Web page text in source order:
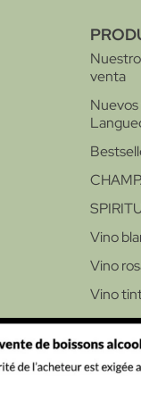
venta
Vino
Vino
Vino